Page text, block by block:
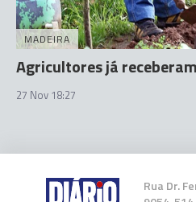
MADEIRA
Agricultores já
27 Nov 18:27
Rua Dr.